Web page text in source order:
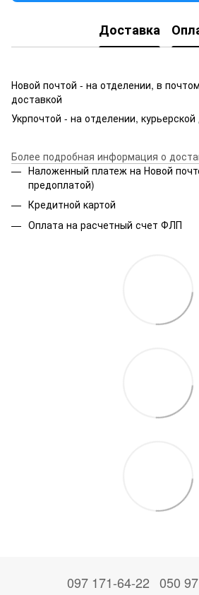
Доставка
Новой почтой - на отделении, в
доставкой
Укрпочтой - на отделении,
Более подробная информация о
Наложенный платеж на Новой
предоплатой)
Кредитной картой
Оплата на расчетный счет ФЛП
097 171-64-22 050